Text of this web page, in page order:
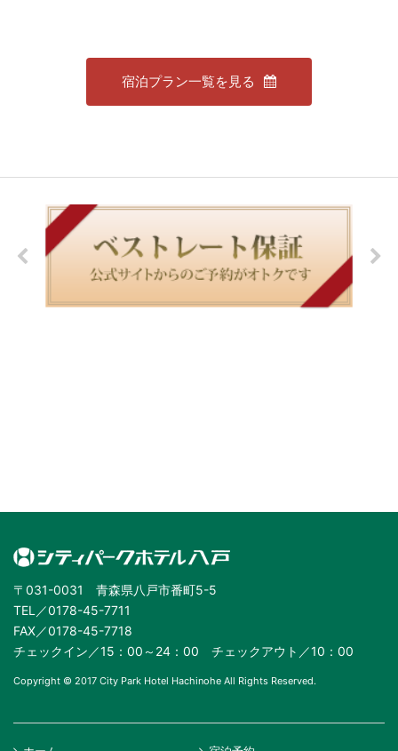
宿泊プラン一覧を見る
〒031-0031 青森県八戸市番町5-5
TEL／0178-45-7711
FAX／0178-45-7718
チェックイン／15：00～24：00 チェックアウト／10：00
Copyright © 2017 City Park Hotel Hachinohe All Rights Reserved.